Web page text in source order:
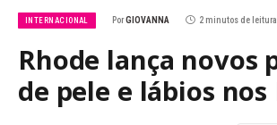
INTERNACIONAL PorGIOVANNA 2 minutos de leitura
Rhode lança novos
de pele e lábios nos